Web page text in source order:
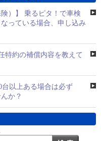
）】 乗るピタ！で車検
っている場合、申し込み
特約の補償内容を教えて
台以上ある場合は必ず
か？